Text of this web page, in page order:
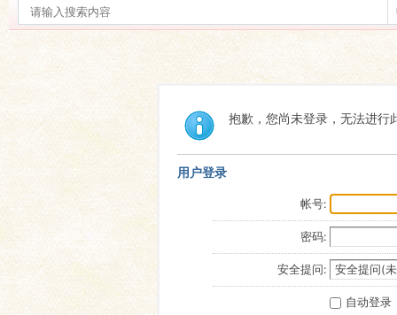
抱歉，您尚未登录，无法进行
用户登录
帐号:
密码:
安全提问:
自动登录